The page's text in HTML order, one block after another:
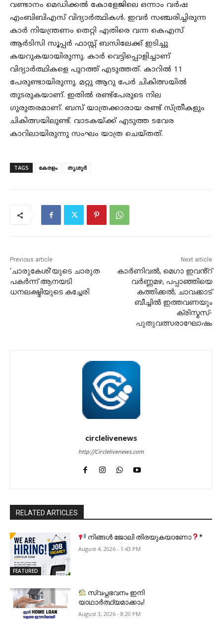
വണ്ടാനം മെഡിക്കൽ കോളേജിലെ ഒന്നാം വർഷ
എംബിബിഎസ് വിദ്യാർത്ഥികൾ. ഇവർ സഞ്ചരിച്ചിരുന്ന
കാർ നിയന്ത്രണം തെറ്റി എതിരെ വന്ന കെഎസ്
ആർടിസി സൂപ്പർ ഫാസ്റ്റ് ബസിലേക്ക് ഇടിച്ചു
കയറുകയായിരുന്നു. കാർ വെട്ടിപ്പൊളിച്ചാണ്
വിദ്യാർത്ഥികളെ പുറത്ത് എടുത്തത്. കാറിൽ 11
പേരുണ്ടായിരുന്നു. മറ്റു ആറു പേർ ചികിത്സയിൽ
തുടരുകയാണ്. ഇതിൽ രണ്ട്പേരുടെ നില
ഗുരുതരമാണ്. ബസ് യാത്രക്കാരായ രണ്ട് സ്ത്രീകളും
ചികിത്സയിലുണ്ട്. വാടകയ്ക്ക് എടുത്ത ടവേര
കാറിലായിരുന്നു സംഘം യാത്ര ചെയ്തത്.
TAGS കേരളം തൃശൂർ
Previous article
‘ചാരുകേശി’യുടെ ചാരുത
പകർന്ന് ആനയടി
ധനലക്ഷ്മിയുടെ കച്ചേരി
Next article
കാർണിവൽ, മെഗാ ഇവൻ്റ്
വർണ്ണമഴ, പപ്പാഞ്ഞിയെ
കത്തിക്കൽ; ചാവക്കാട്
ബീച്ചിൽ ഇത്തവണയും
ക്രിസ്മസ്-
പുതുവത്സരാഘോഷം
circlelivenews
http://Circlelivenews.com
RELATED ARTICLES
FEATURED
നിങ്ങൾ ജോലി തിരയുകയാണോ *
August 4, 2026 - 1:43 PM
സ്വപ്നഭവനം ഇനി
യാഥാർത്ഥ്യമാക്കാം!
August 3, 2026 - 8:20 PM